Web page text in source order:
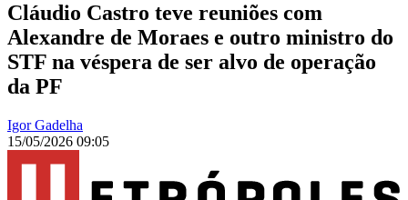
Cláudio Castro teve reuniões com
Alexandre de Moraes e outro ministro do
STF na véspera de ser alvo de operação
da PF
Igor Gadelha
15/05/2026 09:05